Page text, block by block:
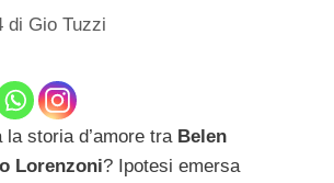
di Gio Tuzzi
storia d’amore tra Belen
Lorenzoni? Ipotesi emersa